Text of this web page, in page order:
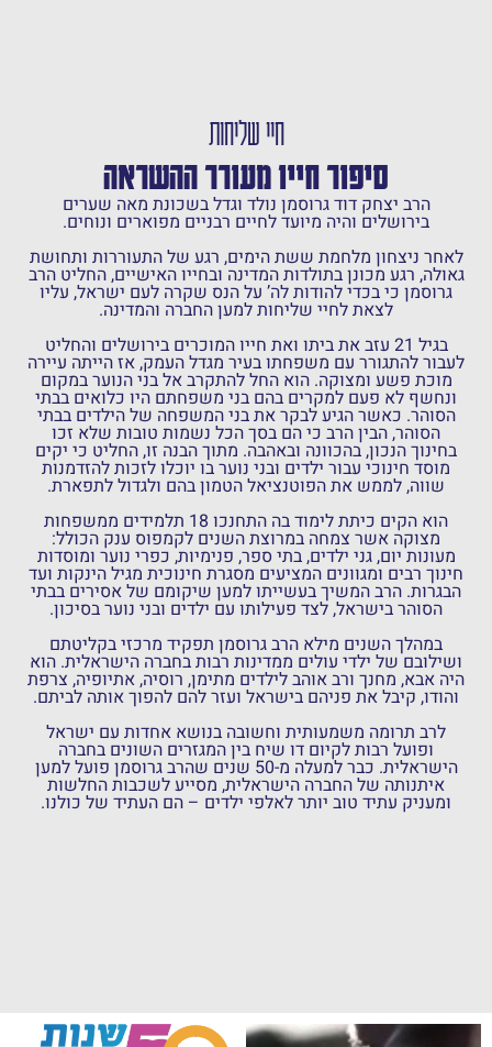
חיי שליחות
סיפור חייו מעורר ההשראה
הרב יצחק דוד גרוסמן נולד וגדל בשכונת מאה שערים
בירושלים והיה מיועד לחיים רבניים מפוארים ונוחים.
לאחר ניצחון מלחמת ששת הימים, רגע של התעוררות ותחושת
גאולה, רגע מכונן בתולדות המדינה ובחייו האישיים, החליט הרב
גרוסמן כי בכדי להודות לה’ על הנס שקרה לעם ישראל, עליו
לצאת לחיי שליחות למען החברה והמדינה.
בגיל 21 עזב את ביתו ואת חייו המוכרים בירושלים והחליט
לעבור להתגורר עם משפחתו בעיר מגדל העמק, אז הייתה עיירה
מוכת פשע ומצוקה. הוא החל להתקרב אל בני הנוער במקום
ונחשף לא פעם למקרים בהם בני משפחתם היו כלואים בבתי
הסוהר. כאשר הגיע לבקר את בני המשפחה של הילדים בבתי
הסוהר, הבין הרב כי הם בסך הכל נשמות טובות שלא זכו
בחינוך הנכון, בהכוונה ובאהבה. מתוך הבנה זו, החליט כי יקים
מוסד חינוכי עבור ילדים ובני נוער בו יוכלו לזכות להזדמנות
שווה, לממש את הפוטנציאל הטמון בהם ולגדול לתפארת.
הוא הקים כיתת לימוד בה התחנכו 18 תלמידים ממשפחות
מצוקה אשר צמחה במרוצת השנים לקמפוס ענק הכולל:
מעונות יום, גני ילדים, בתי ספר, פנימיות, כפרי נוער ומוסדות
חינוך רבים ומגוונים המציעים מסגרת חינוכית מגיל הינקות ועד
הבגרות. הרב המשיך בעשייתו למען שיקומם של אסירים בבתי
הסוהר בישראל, לצד פעילותו עם ילדים ובני נוער בסיכון.
במהלך השנים מילא הרב גרוסמן תפקיד מרכזי בקליטתם
ושילובם של ילדי עולים ממדינות רבות בחברה הישראלית. הוא
היה אבא, מחנך ורב אוהב לילדים מתימן, רוסיה, אתיופיה, צרפת
והודו, קיבל את פניהם בישראל ועזר להם להפוך אותה לביתם.
לרב תרומה משמעותית וחשובה בנושא אחדות עם ישראל
ופועל רבות לקיום דו שיח בין המגזרים השונים בחברה
הישראלית. כבר למעלה מ-50 שנים שהרב גרוסמן פועל למען
איתנותה של החברה הישראלית, מסייע לשכבות החלשות
ומעניק עתיד טוב יותר לאלפי ילדים – הם העתיד של כולנו.